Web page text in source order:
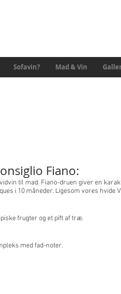
Sofavin? Mad & Vin
Fiano:
til mad. Fiano-druen giver en
i 10 måneder. Ligesom vores hvide
frugter og et pift af træ.
med fad-noter.